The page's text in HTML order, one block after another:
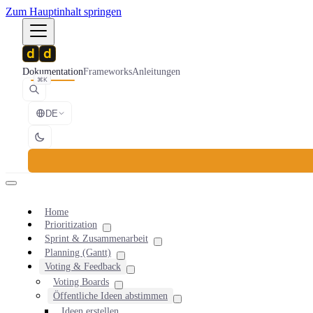
Zum Hauptinhalt springen
DokumentationFrameworksAnleitungen
⌘K
DE
Home
Prioritization
Sprint & Zusammenarbeit
Planning (Gantt)
Voting & Feedback
Voting Boards
Öffentliche Ideen abstimmen